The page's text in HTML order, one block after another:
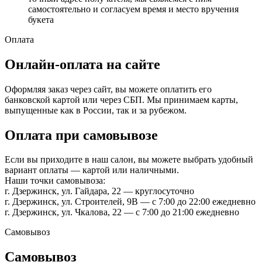
самостоятельно и согласуем время и место вручения
букета
Оплата
Онлайн-оплата на сайте
Оформляя заказ через сайт, вы можете оплатить его
банковской картой или через СБП. Мы принимаем карты,
выпущенные как в России, так и за рубежом.
Оплата при самовывозе
Если вы приходите в наш салон, вы можете выбрать удобный
вариант оплаты — картой или наличными.
Наши точки самовывоза:
г. Дзержинск, ул. Гайдара, 22 — круглосуточно
г. Дзержинск, ул. Строителей, 9В — с 7:00 до 22:00 ежедневно
г. Дзержинск, ул. Чкалова, 22 — с 7:00 до 21:00 ежедневно
Самовывоз
Самовывоз